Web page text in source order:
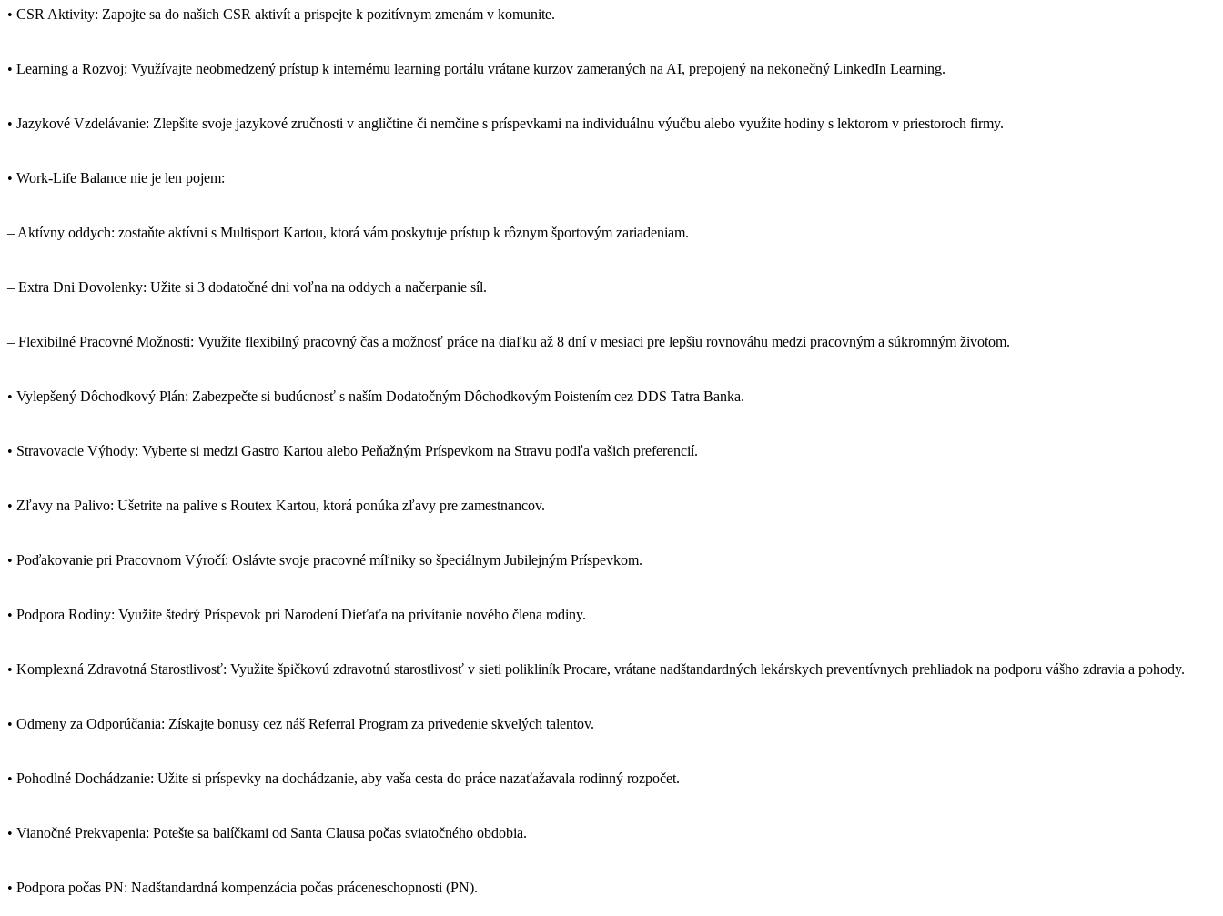
• CSR Aktivity: Zapojte sa do našich CSR aktivít a prispejte k pozitívnym zmenám v komunite.
• Learning a Rozvoj: Využívajte neobmedzený prístup k internému learning portálu vrátane kurzov zameraných na AI, prepojený na nekonečný LinkedIn Learning.
• Jazykové Vzdelávanie: Zlepšite svoje jazykové zručnosti v angličtine či nemčine s príspevkami na individuálnu výučbu alebo využite hodiny s lektorom v priestoroch firmy.
• Work-Life Balance nie je len pojem:
– Aktívny oddych: zostaňte aktívni s Multisport Kartou, ktorá vám poskytuje prístup k rôznym športovým zariadeniam.
– Extra Dni Dovolenky: Užite si 3 dodatočné dni voľna na oddych a načerpanie síl.
– Flexibilné Pracovné Možnosti: Využite flexibilný pracovný čas a možnosť práce na diaľku až 8 dní v mesiaci pre lepšiu rovnováhu medzi pracovným a súkromným životom.
• Vylepšený Dôchodkový Plán: Zabezpečte si budúcnosť s naším Dodatočným Dôchodkovým Poistením cez DDS Tatra Banka.
• Stravovacie Výhody: Vyberte si medzi Gastro Kartou alebo Peňažným Príspevkom na Stravu podľa vašich preferencií.
• Zľavy na Palivo: Ušetrite na palive s Routex Kartou, ktorá ponúka zľavy pre zamestnancov.
• Poďakovanie pri Pracovnom Výročí: Oslávte svoje pracovné míľniky so špeciálnym Jubilejným Príspevkom.
• Podpora Rodiny: Využite štedrý Príspevok pri Narodení Dieťaťa na privítanie nového člena rodiny.
• Komplexná Zdravotná Starostlivosť: Využite špičkovú zdravotnú starostlivosť v sieti polikliník Procare, vrátane nadštandardných lekárskych preventívnych prehliadok na podporu vášho zdravia a pohody.
• Odmeny za Odporúčania: Získajte bonusy cez náš Referral Program za privedenie skvelých talentov.
• Pohodlné Dochádzanie: Užite si príspevky na dochádzanie, aby vaša cesta do práce nazaťažavala rodinný rozpočet.
• Vianočné Prekvapenia: Potešte sa balíčkami od Santa Clausa počas sviatočného obdobia.
• Podpora počas PN: Nadštandardná kompenzácia počas práceneschopnosti (PN).